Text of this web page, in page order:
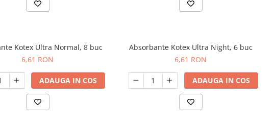
Kotex Ultra Normal, 8 buc
6,61 RON
ADAUGA IN COS
Absorbante Kotex Ultra Night, 6 buc
6,61 RON
ADAUGA IN COS